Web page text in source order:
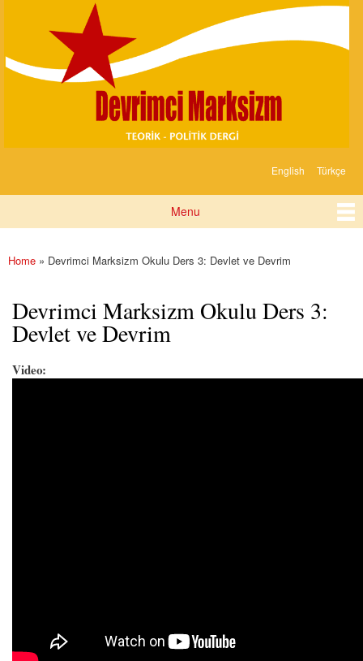
content
Marksizm
English Türkçe
Menu
You are here
Home » Devrimci Marksizm Okulu Ders 3: Devlet ve Devrim
Devrimci Marksizm Okulu Ders 3:
Devlet ve Devrim
Video: